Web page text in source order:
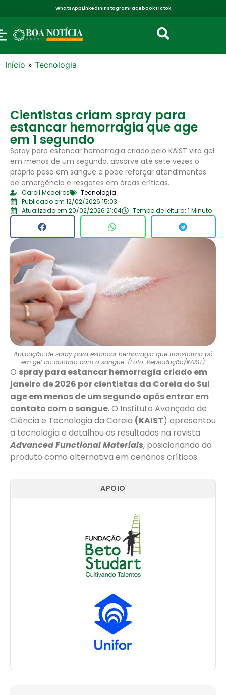
WhatsAppLinkedInInstagramFacebookTictok
Início » Tecnologia
Cientistas criam spray para
estancar hemorragia que age
em 1 segundo
Spray para estancar hemorragia criado pelo KAIST vira gel
em menos de um segundo, absorve até sete vezes o
próprio peso em sangue e pode reforçar atendimentos
de emergência e resgates em áreas críticas.
Caroll Medeiros
Tecnologia
Publicado em 12/02/2026 15:03
Atualizado em 20/02/2026 21:04
Tempo de leitura: 1 Minuto
Aplicação de spray para estancar hemorragia que transforma pó
em gel ao contato com o sangue. (Foto: Reprodução/KAIST)
O spray para estancar hemorragia criado em
janeiro de 2026 por cientistas da Coreia do Sul
age em menos de um segundo após entrar em
contato com o sangue. O Instituto Avançado de
Ciência e Tecnologia da Coreia (KAIST) apresentou
a tecnologia e detalhou os resultados na revista
Advanced Functional Materials, posicionando do
produto como alternativa em cenários críticos.
APOIO